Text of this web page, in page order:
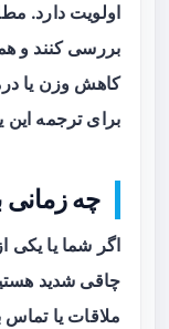
اولویت دارد.
بررسی کنند و
کاهش وزن یا
برای ترجمه این
چه
چاقی شدید
ملاقات یا